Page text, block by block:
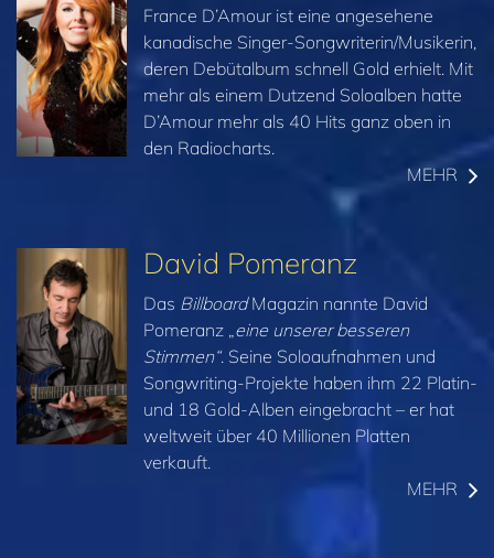
France D’Amour ist eine angesehene
kanadische Singer-Songwriterin/Musikerin,
deren Debütalbum schnell Gold erhielt. Mit
mehr als einem Dutzend Soloalben hatte
D’Amour mehr als 40 Hits ganz oben in
den Radiocharts.
MEHR
David Pomeranz
Das BillboardMagazin nannte David
Pomeranz „eine unserer besseren
Stimmen“. Seine Soloaufnahmen und
Songwriting-Projekte haben ihm 22 Platin-
und 18 Gold-Alben eingebracht – er hat
weltweit über 40 Millionen Platten
verkauft.
MEHR